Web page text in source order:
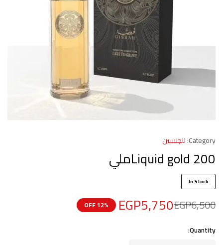
Category: للجنسين
Liquid gold 200ملي
In Stock
EGP6,500
EGP5,750
12% OFF
Quantity: